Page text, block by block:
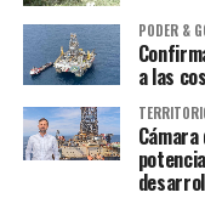
PODER &
a las